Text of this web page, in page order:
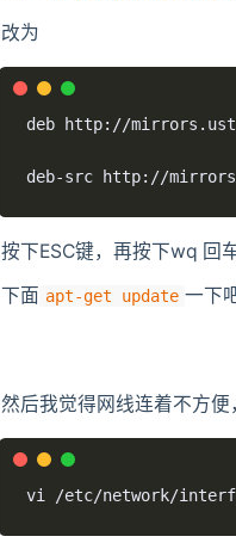
改为
deb http://
deb-src http://
按下ESC键，再按下wq 回
下面 apt-get update 一下
然后我觉得网线连着不方便
vi /etc/network/